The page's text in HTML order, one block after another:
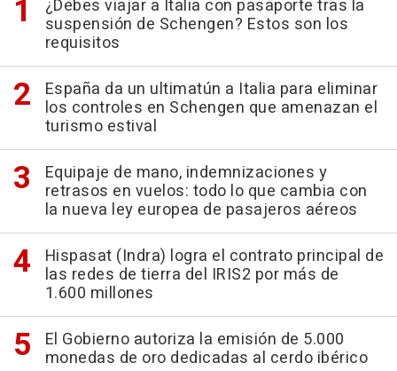
¿Debes viajar a Italia con pasaporte tras la
suspensión de Schengen? Estos son los
requisitos
España da un ultimatún a Italia para eliminar
los controles en Schengen que amenazan el
turismo estival
Equipaje de mano, indemnizaciones y
retrasos en vuelos: todo lo que cambia con
la nueva ley europea de pasajeros aéreos
Hispasat (Indra) logra el contrato principal de
las redes de tierra del IRIS2 por más de
1.600 millones
El Gobierno autoriza la emisión de 5.000
monedas de oro dedicadas al cerdo ibérico